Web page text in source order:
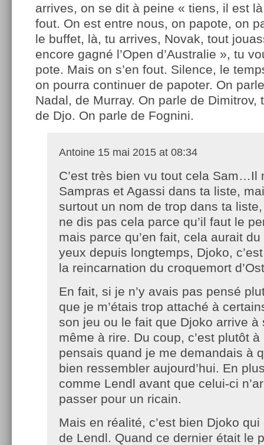
arrives, on se dit à peine « tiens, il est
fout. On est entre nous, on papote, on
le buffet, là, tu arrives, Novak, tout
encore gagné l’Open d’Australie », tu
pote. Mais on s’en fout. Silence, le
on pourra continuer de papoter. On
Nadal, de Murray. On parle de Dimitrov,
de Djo. On parle de Fognini.
Antoine 15 mai 2015 at 08:34
C’est très bien vu tout cela Sam…Il
Sampras et Agassi dans ta liste,
surtout un nom de trop dans ta liste,
ne dis pas cela parce qu’il faut le
mais parce qu’en fait, cela aurait
yeux depuis longtemps, Djoko,
la reincarnation du croquemort
En fait, si je n’y avais pas pensé
que je m’étais trop attaché à
son jeu ou le fait que Djoko arrive à
même à rire. Du coup, c’est plutôt
pensais quand je me demandais à
bien ressembler aujourd’hui. En
comme Lendl avant que celui-ci
passer pour un ricain.
Mais en réalité, c’est bien Djoko
de Lendl. Quand ce dernier était le